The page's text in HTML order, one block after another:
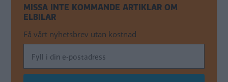
MISSA INTE KOMMANDE ARTIKLAR OM
ELBILAR
Få vårt nyhetsbrev utan kostnad